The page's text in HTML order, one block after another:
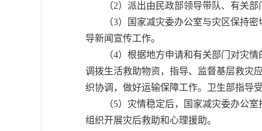
（2）派出由民政部领导带队、有关部
（3）国家减灾委办公室与灾区保持密
导新闻宣传工作。
（4）根据地方申请和有关部门对灾情
调拨生活救助物资，指导、监督基层救灾
织协调，做好运输保障工作。卫生部指导
（5）灾情稳定后，国家减灾委办公室
组织开展灾后救助和心理援助。